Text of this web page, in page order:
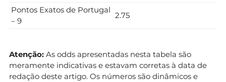
Pontos Exatos de Portugal
– 9
2.75
Atenção: As odds apresentadas nesta tabela são
meramente indicativas e estavam corretas à data de
redação deste artigo. Os números são dinâmicos e